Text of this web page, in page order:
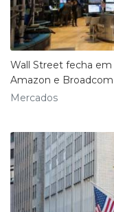
Wall Street fecha
Amazon e
Mercados